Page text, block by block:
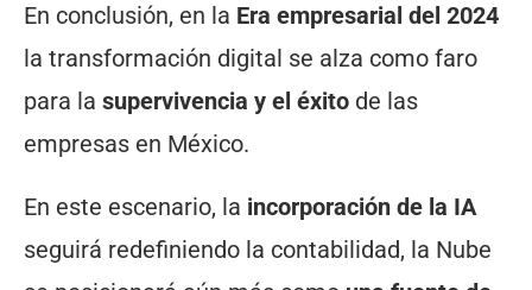
En conclusión, en la Era empresarial del 2024
la transformación digital se alza como faro
para la supervivencia y el éxito de las
empresas en México.
En este escenario, la incorporación de la IA
seguirá redefiniendo la contabilidad, la Nube